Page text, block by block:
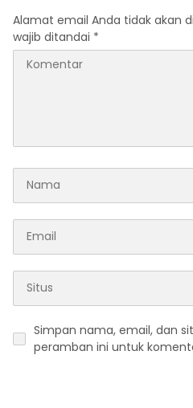
Alamat email Anda tidak akan
wajib ditandai *
Simpan nama, email, dan
peramban ini untuk